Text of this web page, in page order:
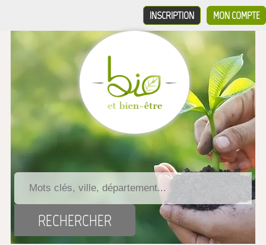
MON COMPTE
INSCRIPTION